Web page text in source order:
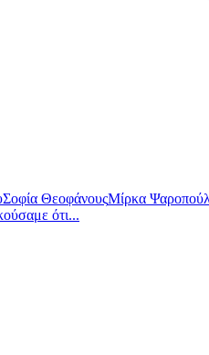
Σοφία ΘεοφάνουςΜίρκα
ότι...